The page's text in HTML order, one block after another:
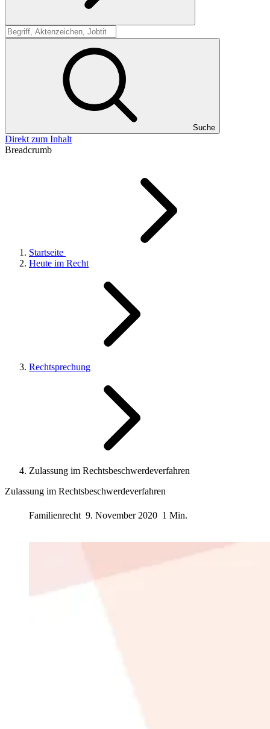
Suche
Suche
Direkt zum Inhalt
Breadcrumb
Startseite
Heute im Recht
Rechtsprechung
Zulassung im Rechtsbeschwerdeverfahren
Zulassung im Rechtsbeschwerdeverfahren
Familienrecht 9. November 2020 1 Min.